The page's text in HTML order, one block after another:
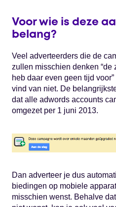
Voor wie is deze
belang?
Veel adverteerders die de
zullen misschien denken “de
heb daar even geen tijd
vind van niet. De
dat alle adwords accounts
omgezet per 1 juni 2013.
Dan adverteer je dus
biedingen op mobiele
misschien wenst. Behalve